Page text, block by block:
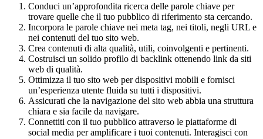
Conduci un’approfondita ricerca delle parole chiave per
trovare quelle che il tuo pubblico di riferimento sta cercando.
Incorpora le parole chiave nei meta tag, nei titoli, negli URL e
nei contenuti del tuo sito web.
Crea contenuti di alta qualità, utili, coinvolgenti e pertinenti.
Costruisci un solido profilo di backlink ottenendo link da siti
web di qualità.
Ottimizza il tuo sito web per dispositivi mobili e fornisci
un’esperienza utente fluida su tutti i dispositivi.
Assicurati che la navigazione del sito web abbia una struttura
chiara e sia facile da navigare.
Connettiti con il tuo pubblico attraverso le piattaforme di
social media per amplificare i tuoi contenuti. Interagisci con